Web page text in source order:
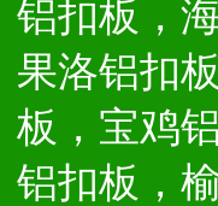
铝扣板，
果洛铝扣
板，宝鸡
铝扣板，